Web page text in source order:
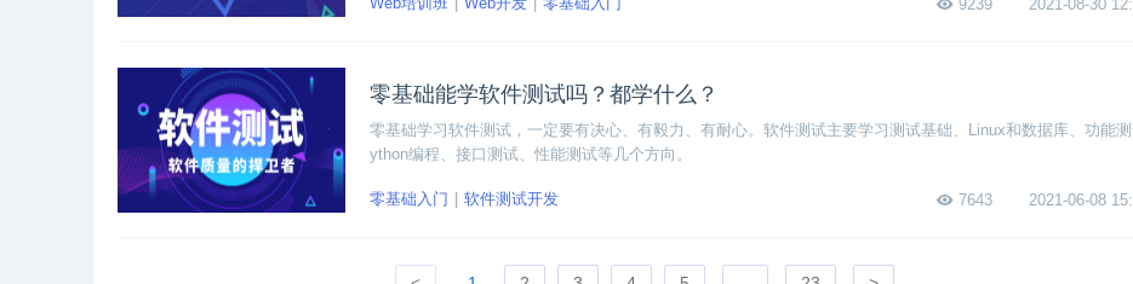
9239 2021-08-30
零基础能学软件测试吗？都学什么？
零基础学习软件测试，一定要有决心、有毅力、有耐心。软件测试主要学习测试基础、Linux和数据库、功能
ython编程、接口测试、性能测试等几个方向。
7643 2021-06-08
零基础入门 软件测试开发